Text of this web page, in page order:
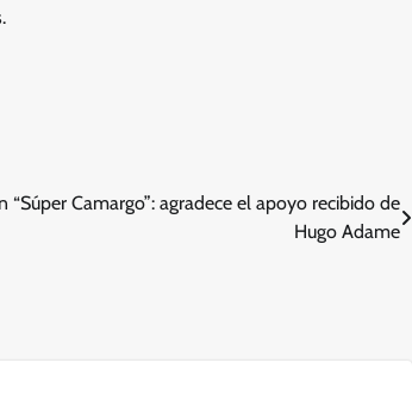
Camargo”: agradece el apoyo recibido de
Hugo Adame